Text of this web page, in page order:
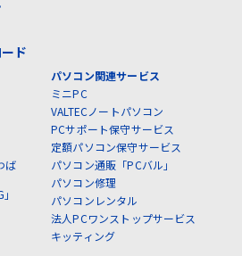
ド
ば
パソコン関連サービス
ミニPC
VALTECノートパソコン
PCサポート保守サービス
定額パソコン保守サービス
パソコン通販「PCバル」
パソコン修理
パソコンレンタル
法人PCワンストップサービス
キッティング